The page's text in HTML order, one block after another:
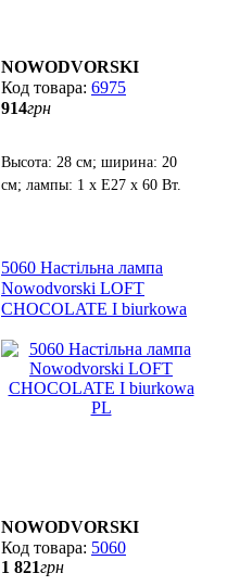
NOWODVORSKI
6975
914грн
Высота: 28 см; ширина: 20
см; лампы: 1 х Е27 х 60 Вт.
5060 Настільна лампа
Nowodvorski LOFT
CHOCOLATE I biurkowa
NOWODVORSKI
5060
1 821грн